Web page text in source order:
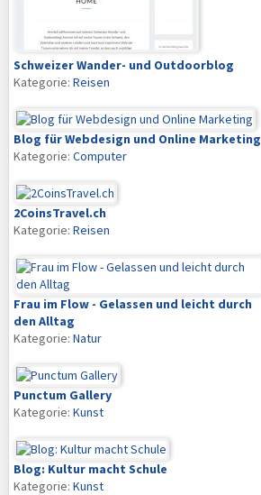
Schweizer Wander- und Outdoorblog
Kategorie: Reisen
Blog für Webdesign und Online Marketing
Kategorie: Computer
2CoinsTravel.ch
Kategorie: Reisen
Frau im Flow - Gelassen und leicht durch
den Alltag
Kategorie: Natur
Punctum Gallery
Kategorie: Kunst
Blog: Kultur macht Schule
Kategorie: Kunst